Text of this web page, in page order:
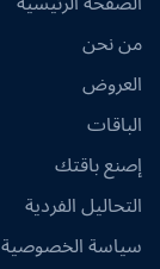
من نحن
العروض
الباقات
إصنع باقتك
التحاليل الفردية
سياسة الخصوصية